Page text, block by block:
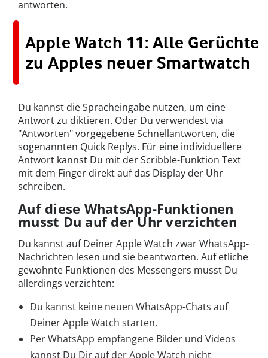
antworten.
Apple Watch 11: Alle Gerüchte
zu Apples neuer Smartwatch
Du kannst die Spracheingabe nutzen, um eine
Antwort zu diktieren. Oder Du verwendest via
"Antworten" vorgegebene Schnellantworten, die
sogenannten Quick Replys. Für eine individuellere
Antwort kannst Du mit der Scribble-Funktion Text
mit dem Finger direkt auf das Display der Uhr
schreiben.
Auf diese WhatsApp-Funktionen
musst Du auf der Uhr verzichten
Du kannst auf Deiner Apple Watch zwar WhatsApp-
Nachrichten lesen und sie beantworten. Auf etliche
gewohnte Funktionen des Messengers musst Du
allerdings verzichten:
Du kannst keine neuen WhatsApp-Chats auf
Deiner Apple Watch starten.
Per WhatsApp empfangene Bilder und Videos
kannst Du Dir auf der Apple Watch nicht